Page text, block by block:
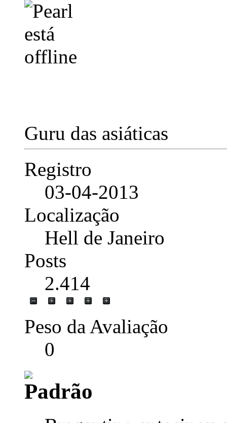
Guru das asiáticas
Registro
03-04-2013
Localização
Hell de Janeiro
Posts
2.414
Peso da Avaliação
0